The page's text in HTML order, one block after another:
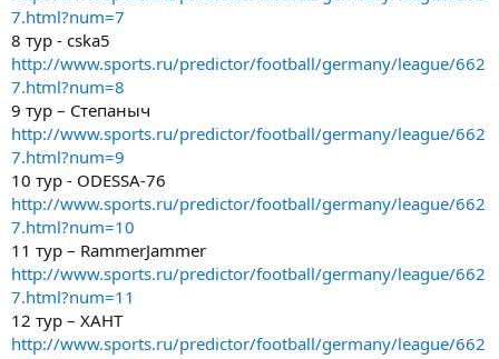
7.html?num=7
8 тур - cska5
http://www.sports.ru/predictor/football/germany/league/662
7.html?num=8
9 тур – Степаныч
http://www.sports.ru/predictor/football/germany/league/662
7.html?num=9
10 тур - ODESSA-76
http://www.sports.ru/predictor/football/germany/league/662
7.html?num=10
11 тур – RammerJammer
http://www.sports.ru/predictor/football/germany/league/662
7.html?num=11
12 тур – ХАНТ
http://www.sports.ru/predictor/football/germany/league/662